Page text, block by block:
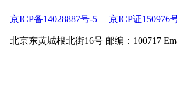
京ICP备14028887号-5 京ICP证150976
北京东黄城根北街16号 邮编：100717